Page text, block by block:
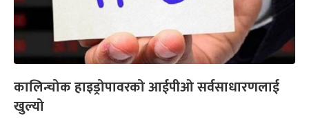
कालिन्चोक हाइड्रोपावरको आईपीओ सर्वसाधारणलाई
खुल्यो